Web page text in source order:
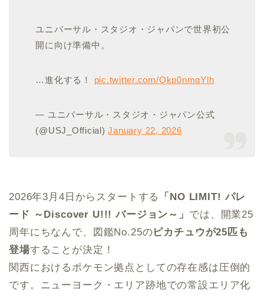
ユニバーサル・スタジオ・ジャパンで世界初公
開に向け準備中。
…進化する！ pic.twitter.com/Qkp0nmqYlh
— ユニバーサル・スタジオ・ジャパン公式
(@USJ_Official)January 22, 2026
2026年3月4日からスタートする
「NO LIMIT! パレ
ード ～Discover U!!! バージョン～」 では、開業25
周年にちなんで、図鑑No.25のピカチュウが25匹も
登場することが決定！
関西におけるポケモン拠点としての存在感は圧倒的
です。ニューヨーク・エリア跡地での常設エリア化